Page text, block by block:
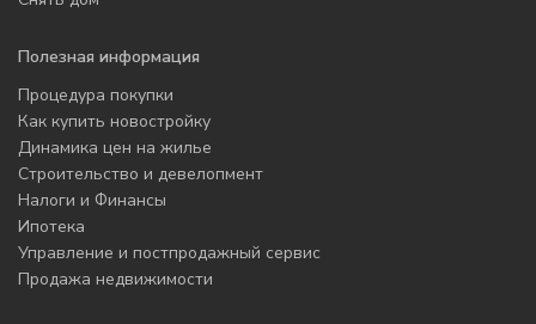
Полезная информация
Процедура покупки
Как купить новостройку
Динамика цен на жилье
Строительство и девелопмент
Налоги и Финансы
Ипотека
Управление и постпродажный сервис
Продажа недвижимости